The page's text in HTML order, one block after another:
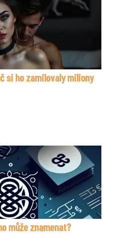
si ho zamilovaly miliony
může znamenat?